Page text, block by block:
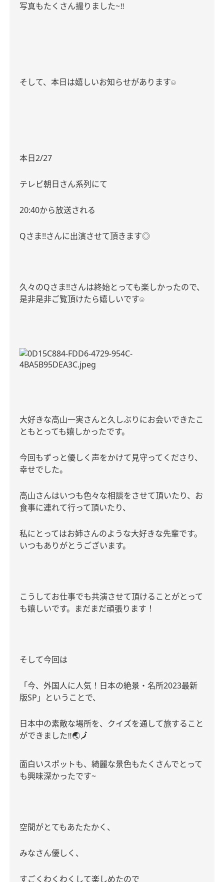
写真もたくさん撮りました~‼︎
そして、本日は嬉しいお知らせがあります☺︎
本日2/27
テレビ朝日さん系列にて
20:40から放送される
Qさま!!さんに出演させて頂きます◎
久々のQさま!!さんは終始とっても楽しかったので、
是非是非ご覧頂けたら嬉しいです☺︎
大好きな高山一実さんと久しぶりにお会いできたこ
ともとっても嬉しかったです。
今回もずっと優しく声をかけて見守ってくださり、
幸せでした。
高山さんはいつも色々な相談をさせて頂いたり、お
食事に連れて行って頂いたり、
私にとってはお姉さんのような大好きな先輩です。
いつもありがとうございます。
こうしてお仕事でも共演させて頂けることがとって
も嬉しいです。まだまだ頑張ります！
そして今回は
「今、外国人に人気！日本の絶景・名所2023最新
版SP 」ということで、
日本中の素敵な場所を、クイズを通して旅すること
ができました‼︎🌏🗾
面白いスポットも、綺麗な景色もたくさんでとって
も興味深かったです~
空間がとてもあたたかく、
みなさん優しく、
すごくわくわくして楽しめたので